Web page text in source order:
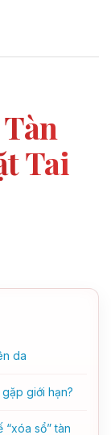
Tai
da
giới hạn?
“xóa sổ” tàn